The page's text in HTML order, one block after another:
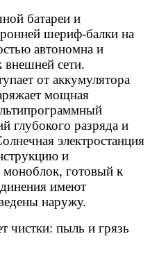
батареи и
шериф-балки на
автономна и
внешней сети.
от аккумулятора
мощная
глубокого разряда и
электростанция
и
моноблок, готовый к
имеют
наружу.
чистки: пыль и грязь